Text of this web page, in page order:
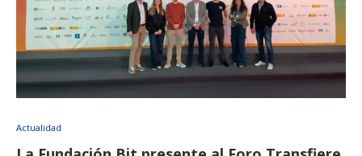
Actualidad